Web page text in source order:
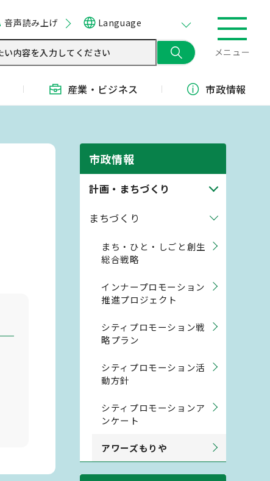
音声読み上げ Language
メニュー
産業・ ビジネス 市政情報
市政情報
計画・まちづくり
まちづくり
まち・ひと・しごと創生
総合戦略
インナープロモーション
推進プロジェクト
シティプロモーション戦
略プラン
シティプロモーション活
動方針
シティプロモーションア
ンケート
アワーズもりや